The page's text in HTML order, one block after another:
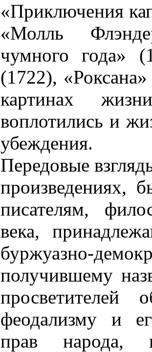
«Приключения
«Молль
чумного года»
(1722),
картинах
воплотились и
убеждения.
Передовые
произведениях,
писателям,
века,
буржуазно-
получившему
просветителей
феодализму и
прав народа,